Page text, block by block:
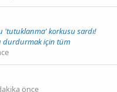
'tutuklanma' korkusu sardı!
durdurmak için tüm
önce